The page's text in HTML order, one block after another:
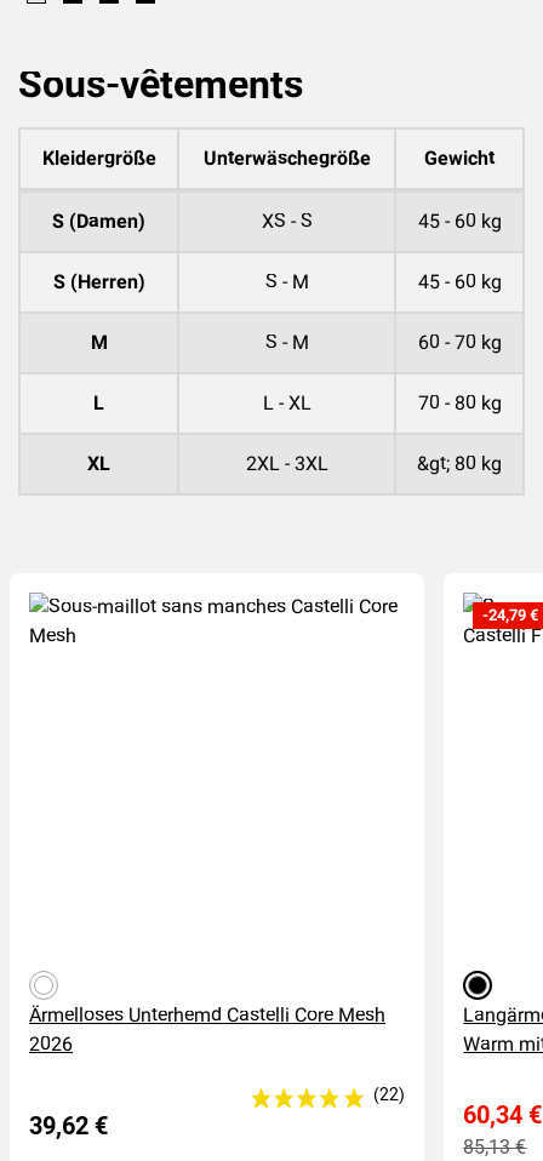
(1)
Sous-vêtements
Kleidergröße Unterwäschegröße Gewicht
S (Damen) XS - S 45 - 60 kg
S (Herren) S - M 45 - 60 kg
M S - M 60 - 70 kg
L L - XL 70 - 80 kg
XL 2XL - 3XL &gt; 80 kg
weiß
Ärmelloses Unterhemd Castelli Core Mesh
2026
39,62 €
schwarz
Warm
60,34 €
85,13 €
-24,79 €